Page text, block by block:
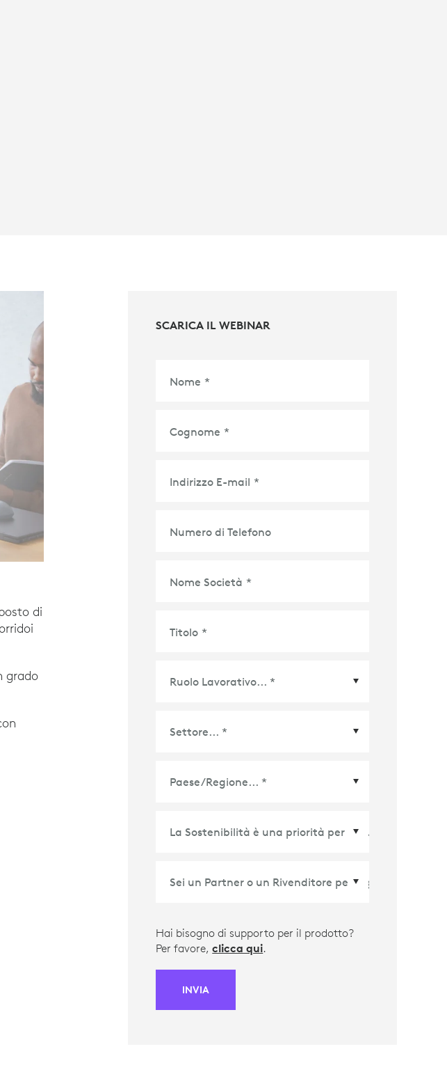
di
grado
SCARICA IL WEBINAR
Nome *
Cognome *
Indirizzo E-mail *
Numero di Telefono
Nome Società *
Titolo *
Paese/Regione *
Hai bisogno di supporto per il prodotto?
Per favore,clicca qui.
INVIA